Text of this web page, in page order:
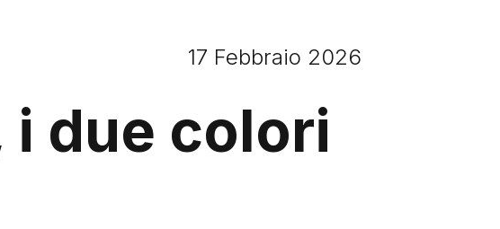
17 Febbraio 2026
i due colori